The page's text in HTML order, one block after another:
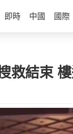
即時 中國 國際
救結束